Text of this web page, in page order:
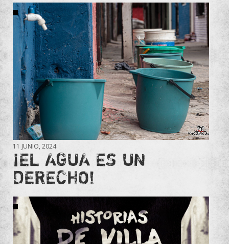
11 JUNIO, 2024
¡EL AGUA ES UN
DERECHO!